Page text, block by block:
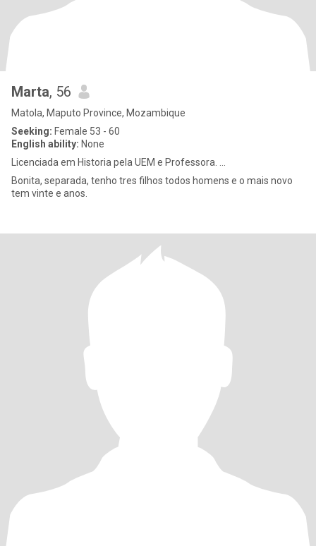
Marta, 56
Matola, Maputo Province, Mozambique
Seeking: Female 53 - 60
English ability: None
Licenciada em Historia pela UEM e Professora. ...
Bonita, separada, tenho tres filhos todos homens e o mais novo
tem vinte e anos.